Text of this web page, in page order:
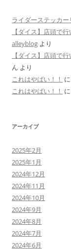
ライダーステッカー
【ダイス】店頭で
alleyblog より
【ダイス】店頭で
ん より
これはやばい！！ に
これはやばい！！ に
アーカイブ
2025年2月
2025年1月
2024年12月
2024年11月
2024年10月
2024年9月
2024年8月
2024年7月
2024年6月